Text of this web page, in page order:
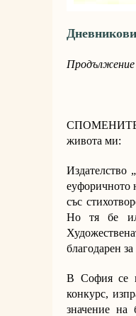
СПОМЕНИТЕ
живота ми:
Издателство
еуфоричното
със
Но тя бе
благодарен
В София се
конкурс,
значение на